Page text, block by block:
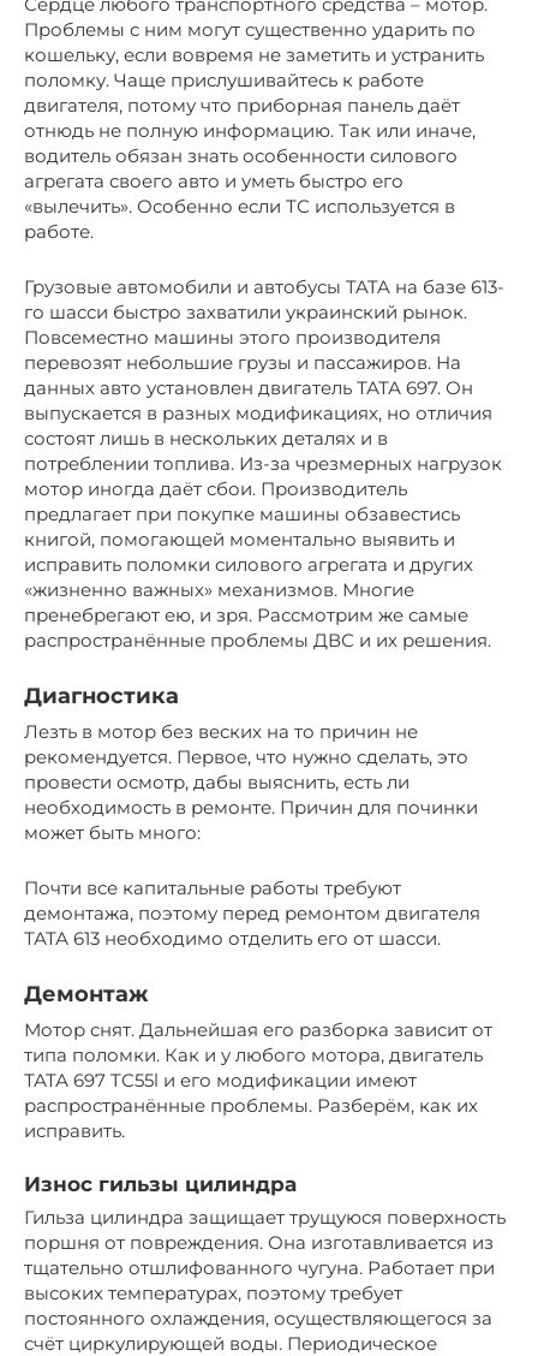
Проблемы с ним могут существенно ударить по
кошельку, если вовремя не заметить и устранить
поломку. Чаще прислушивайтесь к работе
двигателя, потому что приборная панель даёт
отнюдь не полную информацию. Так или иначе,
водитель обязан знать особенности силового
агрегата своего авто и уметь быстро его
«вылечить». Особенно если ТС используется в
работе.
Грузовые автомобили и автобусы TATA на базе 613-
го шасси быстро захватили украинский рынок.
Повсеместно машины этого производителя
перевозят небольшие грузы и пассажиров. На
данных авто установлен двигатель ТАТА 697. Он
выпускается в разных модификациях, но отличия
состоят лишь в нескольких деталях и в
потреблении топлива. Из-за чрезмерных нагрузок
мотор иногда даёт сбои. Производитель
предлагает при покупке машины обзавестись
книгой, помогающей моментально выявить и
исправить поломки силового агрегата и других
«жизненно важных» механизмов. Многие
пренебрегают ею, и зря. Рассмотрим же самые
распространённые проблемы ДВС и их решения.
Диагностика
Лезть в мотор без веских на то причин не
рекомендуется. Первое, что нужно сделать, это
провести осмотр, дабы выяснить, есть ли
необходимость в ремонте. Причин для починки
может быть много:
Почти все капитальные работы требуют
демонтажа, поэтому перед ремонтом двигателя
ТАТА 613 необходимо отделить его от шасси.
Демонтаж
Мотор снят. Дальнейшая его разборка зависит от
типа поломки. Как и у любого мотора, двигатель
ТАТА 697 TC55l и его модификации имеют
распространённые проблемы. Разберём, как их
исправить.
Износ гильзы цилиндра
Гильза цилиндра защищает трущуюся поверхность
поршня от повреждения. Она изготавливается из
тщательно отшлифованного чугуна. Работает при
высоких температурах, поэтому требует
постоянного охлаждения, осуществляющегося за
счёт циркулирующей воды. Периодическое